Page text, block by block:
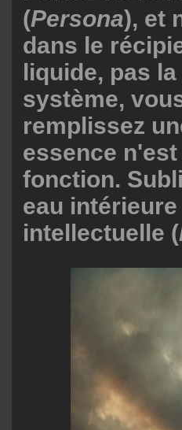
(Persona), et
dans le
liquide, pas
système,
remplissez
essence
fonction.
eau
intellectuelle (